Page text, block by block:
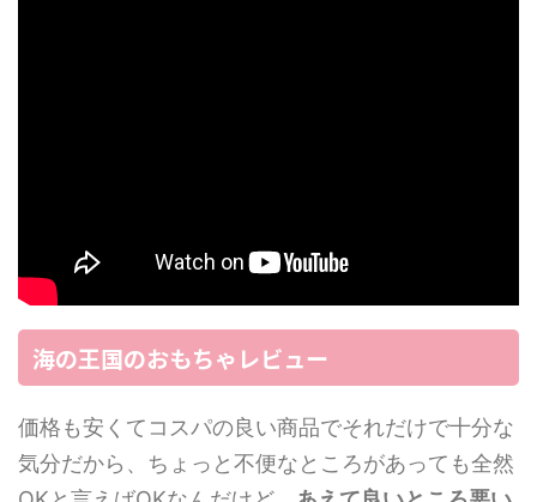
海の王国のおもちゃレビュー
価格も安くてコスパの良い商品でそれだけで十分な
気分だから、ちょっと不便なところがあっても全然